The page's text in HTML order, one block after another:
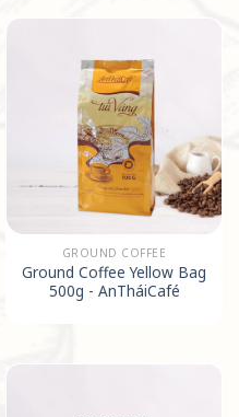
GROUND COFFEE
Ground Coffee Yellow Bag
500g - AnTháiCafé